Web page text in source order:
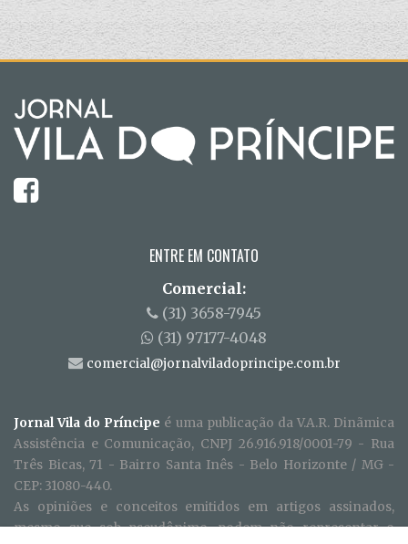
ENTRE EM CONTATO
Comercial:
(31) 3658-7945
(31) 97177-4048
comercial@jornalviladoprincipe.com.br
Jornal Vila do Príncipe é uma publicação da V.A.R. Dinãmica
Assistência e Comunicação, CNPJ 26.916.918/0001-79 - Rua
Três Bicas, 71 - Bairro Santa Inês - Belo Horizonte / MG -
CEP: 31080-440.
As opiniões e conceitos emitidos em artigos assinados,
mesmo que sob pseudônimo, podem não representar o